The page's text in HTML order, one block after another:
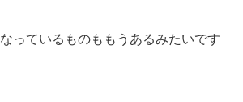
っているものももうあるみたいです